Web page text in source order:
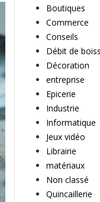
Boutiques
Commerce
Conseils
Débit de
Décoration
entreprise
Epicerie
Industrie
Informatique
Jeux vidéo
Librairie
matériaux
Non classé
Quincaillerie